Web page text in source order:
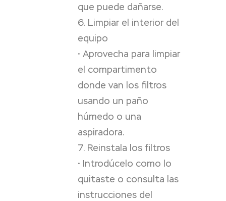
que puede dañarse.
6. Limpiar el interior del
equipo
• Aprovecha para limpiar
el compartimento
donde van los filtros
usando un paño
húmedo o una
aspiradora.
7. Reinstala los filtros
• Introdúcelo como lo
quitaste o consulta las
instrucciones del